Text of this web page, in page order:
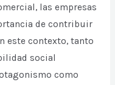
las empresas
de contribuir
este contexto, tanto
social
como